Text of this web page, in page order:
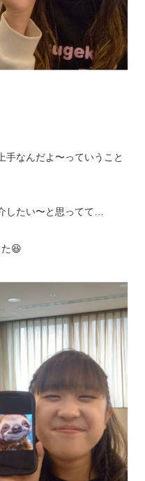
手なんだよ〜っていうこと
したい〜と思ってて…
😆